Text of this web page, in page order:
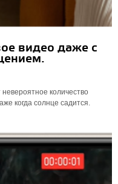
видео даже с
количество
когда солнце садится.